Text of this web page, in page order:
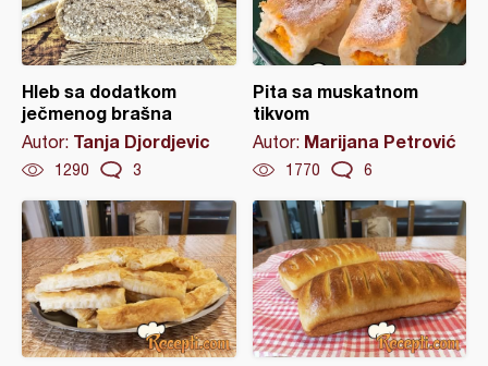
Hleb sa dodatkom
ječmenog brašna
Autor: Tanja Djordjevic
1290 3
Pita sa muskatnom
tikvom
Autor: Marijana Petrović
1770 6